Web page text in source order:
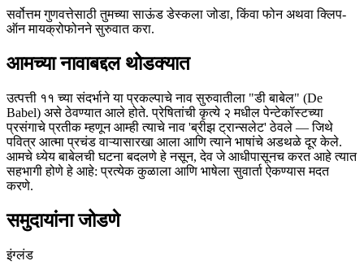
सर्वोत्तम गुणवत्तेसाठी तुमच्या साऊंड डेस्कला जोडा, किंवा फोन अथवा क्लिप-
ऑन मायक्रोफोनने सुरुवात करा.
आमच्या नावाबद्दल थोडक्यात
उत्पत्ती ११ च्या संदर्भाने या प्रकल्पाचे नाव सुरुवातीला "डी बाबेल" (De
Babel) असे ठेवण्यात आले होते. प्रेषितांची कृत्ये २ मधील पेन्टेकॉस्टच्या
प्रसंगाचे प्रतीक म्हणून आम्ही त्याचे नाव 'ब्रीझ ट्रान्सलेट' ठेवले — जिथे
पवित्र आत्मा प्रचंड वाऱ्यासारखा आला आणि त्याने भाषांचे अडथळे दूर केले.
आमचे ध्येय बाबेलची घटना बदलणे हे नसून, देव जे आधीपासूनच करत आहे त्यात
सहभागी होणे हे आहे: प्रत्येक कुळाला आणि भाषेला सुवार्ता ऐकण्यास मदत
करणे.
समुदायांना जोडणे
इंग्लंड